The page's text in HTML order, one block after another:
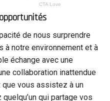
de nous surprendre
notre environnement et à
échange avec une
collaboration inattendue
que vous assistez à un
qui partage vos